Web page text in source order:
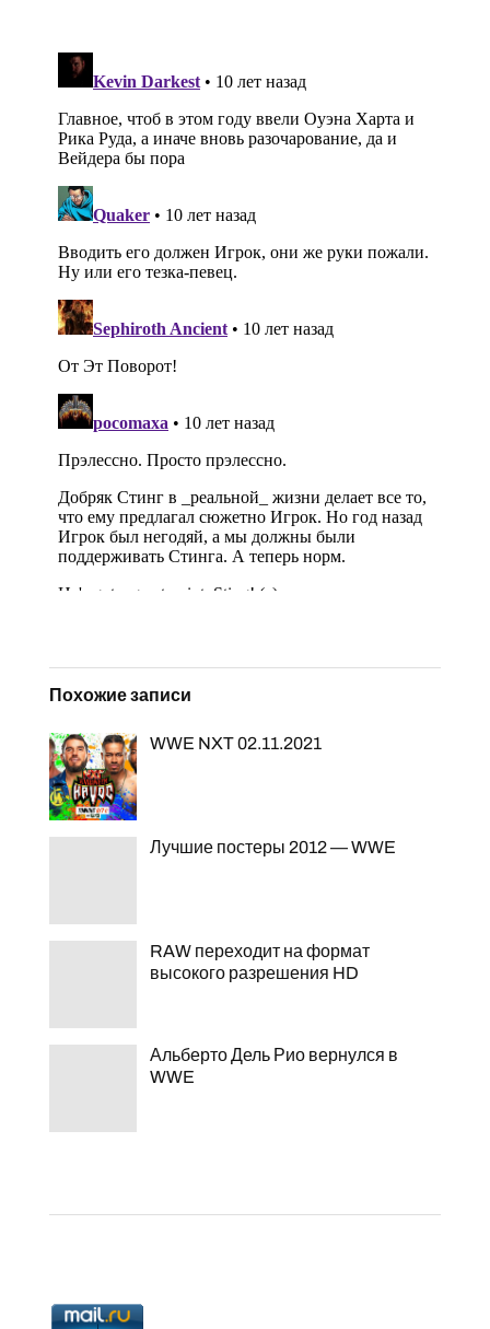
Похожие записи
WWE NXT 02.11.2021
Лучшие постеры 2012 — WWE
RAW переходит на формат
высокого разрешения HD
Альберто Дель Рио вернулся в
WWE